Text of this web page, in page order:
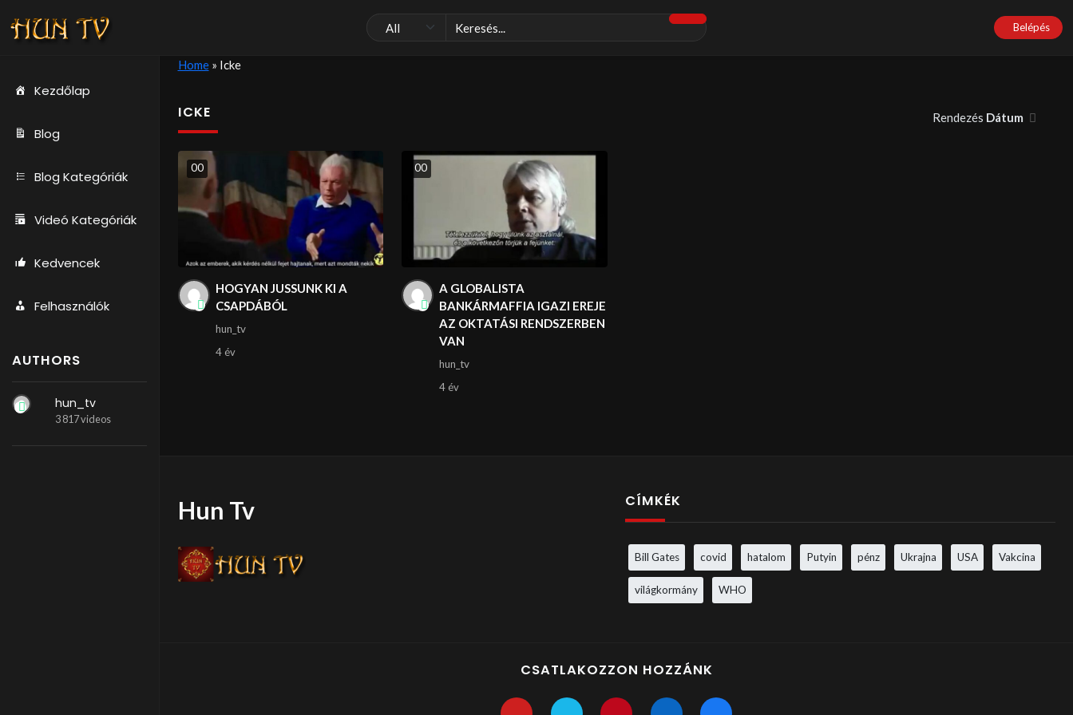
Belépés
Kezdőlap
Blog
Blog Kategóriák
Videó Kategóriák
Kedvencek
Felhasználók
AUTHORS
hun_tv
3 817 videos
Home» Icke
ICKE Rendezés Dátum
00
HOGYAN JUSSUNK KI A
CSAPDÁBÓL
hun_tv
4 év
00
A GLOBALISTA
BANKÁRMAFFIA IGAZI EREJE
AZ OKTATÁSI RENDSZERBEN
VAN
hun_tv
4 év
Hun Tv CÍMKÉK
Bill Gates covid hatalom Putyin pénz Ukrajna USA Vakcina
világkormány WHO
CSATLAKOZZON HOZZÁNK